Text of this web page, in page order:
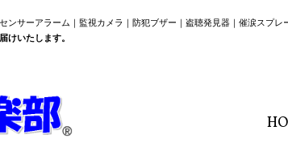
ンサーアラーム｜監視カメラ｜防犯ブザー｜盗聴発見器｜催涙スプ
けいたします。